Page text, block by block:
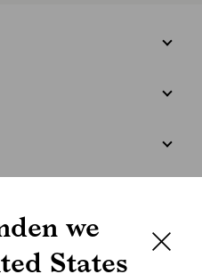
Nederlandswe
States